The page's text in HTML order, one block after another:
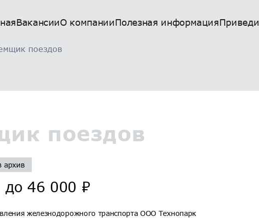
ВакансииО компанииПолезная информация
поездов
поездов
архив
до 46 000 ₽
железнодорожного транспорта ООО Технопарк